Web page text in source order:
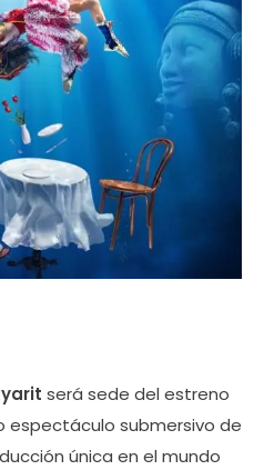
será sede del estreno
espectáculo submersivo de
única en el mundo